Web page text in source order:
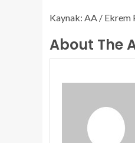
Kaynak: AA / Ekrem
About The